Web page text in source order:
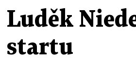
Luděk
startu